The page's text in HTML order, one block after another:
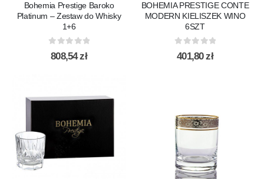
Bohemia Prestige Baroko
Platinum – Zestaw do Whisky
1+6
0out of 5
808,54zł
BOHEMIA PRESTIGE CONTE
MODERN KIELISZEK WINO
6SZT
out of 5
401,80zł